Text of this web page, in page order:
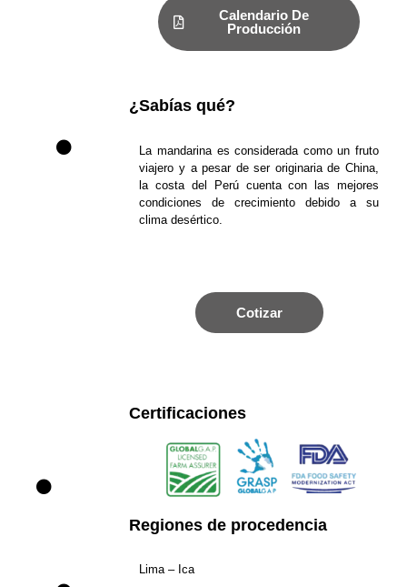
Calendario De
Producción
¿Sabías qué?
La mandarina es considerada como un fruto
viajero y a pesar de ser originaria de China,
la costa del Perú cuenta con las mejores
condiciones de crecimiento debido a su
clima desértico.
Cotizar
Certificaciones
Regiones de procedencia
Lima – Ica​